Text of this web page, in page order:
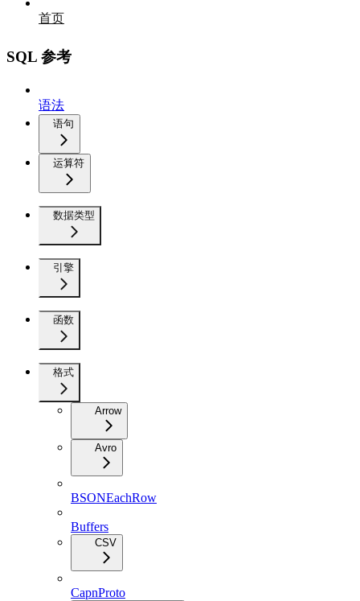
首页
SQL 参考
语法
语句
运算符
数据类型
引擎
函数
格式
Arrow
Avro
BSONEachRow
Buffers
CSV
CapnProto